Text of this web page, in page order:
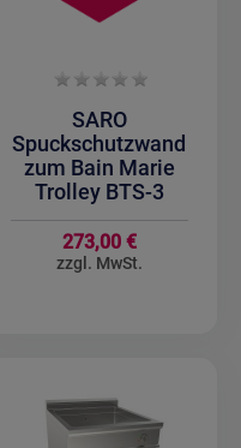
SARO
Spuckschutzwand
zum Bain Marie
Trolley BTS-3
273,00 €